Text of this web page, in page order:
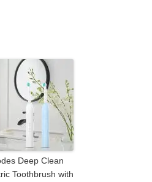
Deep Clean
Toothbrush with